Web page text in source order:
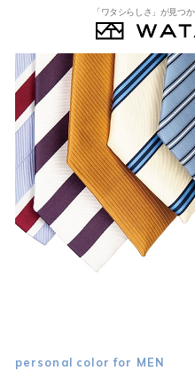
「ワタシらしさ」が見つ
personal color for MEN